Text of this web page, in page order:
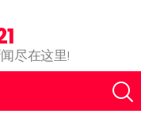
尽在这里!